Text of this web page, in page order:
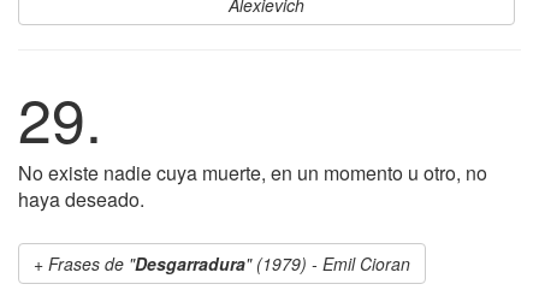
Alexievich
29.
No existe nadie cuya muerte, en un momento u otro, no
haya deseado.
Frases de "Desgarradura" (1979) - Emil Cioran